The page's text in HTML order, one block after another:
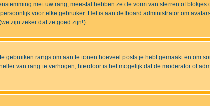
met uw rang, meestal hebben ze de vorm van sterren of
voor elke gebruiker. Het is aan de board administrator om
zijn zeker dat ze goed zijn!)
rangs om aan te tonen hoeveel posts je hebt gemaakt en om
van rang te verhogen, hierdoor is het mogelijk dat de moderator of